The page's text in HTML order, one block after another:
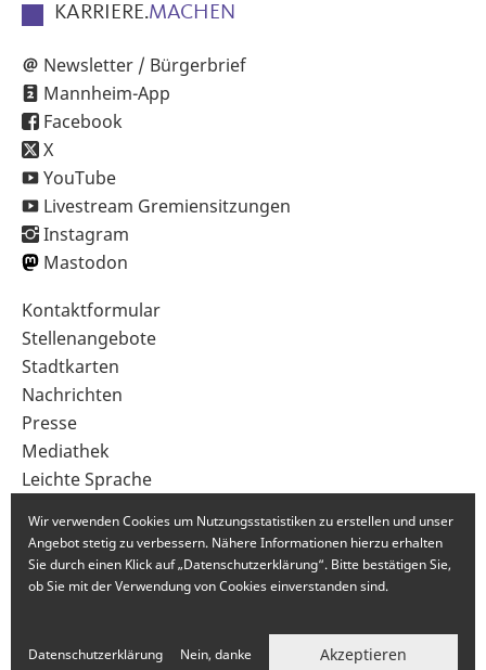
KARRIERE.MACHEN
Newsletter / Bürgerbrief
Mannheim-App
Facebook
X
YouTube
Livestream Gremiensitzungen
Instagram
Mastodon
Sekundärnavigation
im
Fußbereich
Kontaktformular
Stellenangebote
Stadtkarten
Nachrichten
Presse
Mediathek
Leichte Sprache
Wir verwenden Cookies um Nutzungsstatistiken zu erstellen und unser
Angebot stetig zu verbessern. Nähere Informationen hierzu erhalten
Sie durch einen Klick auf „Datenschutzerklärung“. Bitte bestätigen Sie,
ob Sie mit der Verwendung von Cookies einverstanden sind.
Datenschutzerklärung Nein, danke Akzeptieren